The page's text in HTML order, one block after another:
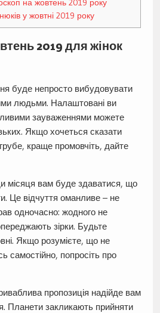
на жовтень 2019 року
у жовтні 2019 року
2019 для жінок
буде непросто вибудовувати
людьми. Налаштовані ви
зауваженнями можете
Якщо хочеться сказати
краще промовчіть, дайте
місяця вам буде здаватися, що
Це відчуття оманливе – не
одночасно: жодного не
зірки. Будьте
Якщо розумієте, що не
самостійно, попросіть про
пропозиція надійде вам
Планети закликають прийняти